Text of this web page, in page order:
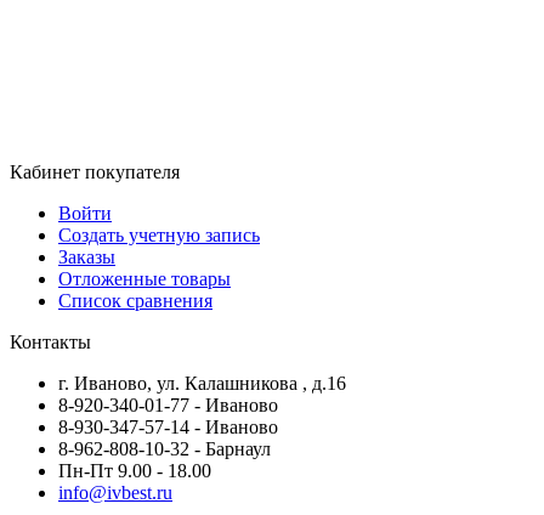
Кабинет покупателя
Войти
Создать учетную запись
Заказы
Отложенные товары
Список сравнения
Контакты
г. Иваново, ул. Калашникова , д.16
8-920-340-01-77 - Иваново
8-930-347-57-14 - Иваново
8-962-808-10-32 - Барнаул
Пн-Пт 9.00 - 18.00
info@ivbest.ru